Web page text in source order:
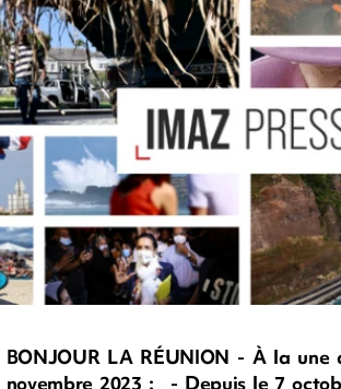
BONJOUR LA RÉUNION - À la une
novembre 2023 : - Depuis le 7